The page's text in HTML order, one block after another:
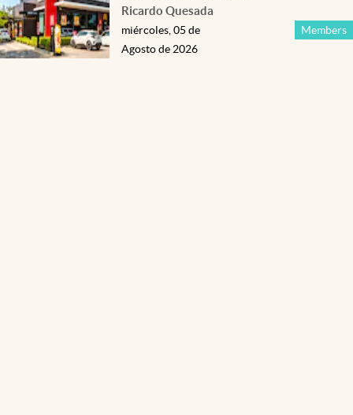
Ricardo Quesada
Members
miércoles, 05 de
Agosto de 2026